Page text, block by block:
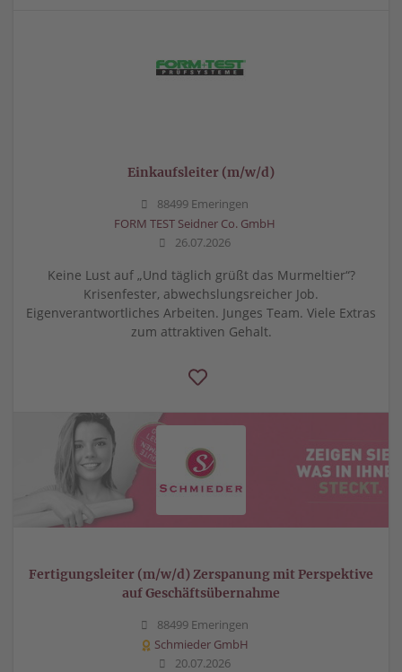
Einkaufsleiter (m/w/d)
88499 Emeringen
FORM TEST Seidner Co. GmbH
26.07.2026
Keine Lust auf „Und täglich grüßt das Murmeltier“?
Krisenfester, abwechslungsreicher Job.
Eigenverantwortliches Arbeiten. Junges Team. Viele Extras
zum attraktiven Gehalt.
Fertigungsleiter (m/w/d) Zerspanung mit Perspektive
auf Geschäftsübernahme
88499 Emeringen
Schmieder GmbH
20.07.2026